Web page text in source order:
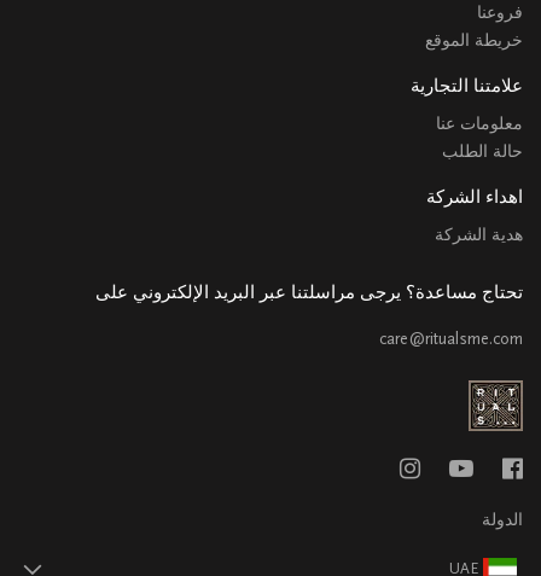
فروعنا
خريطة الموقع
علامتنا التجارية
معلومات عنا
حالة الطلب
اهداء الشركة
هدية الشركة
تحتاج مساعدة؟ يرجى مراسلتنا عبر البريد الإلكتروني على
care@ritualsme.com
الدولة
UAE